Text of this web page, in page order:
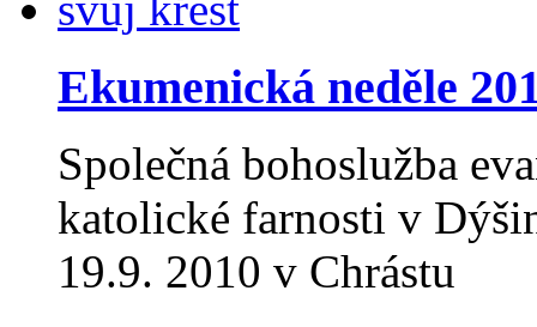
Ekumenická neděle
Společná bohoslužba
katolické farnosti v
19.9. 2010 v Chrástu